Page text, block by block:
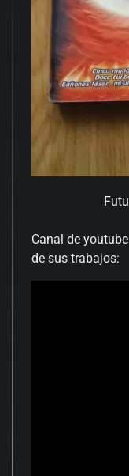
Canal de
de sus trabajos: